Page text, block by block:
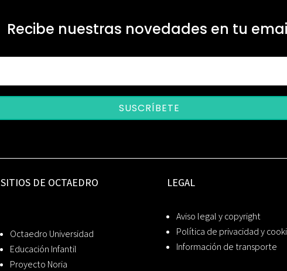
Recibe nuestras novedades en tu
SUSCRÍBETE
SITIOS DE OCTAEDRO
Octaedro Universidad
Educación Infantil
Proyecto Noria
LEGAL
Aviso legal y copyright
Política de privacidad y
Información de transporte